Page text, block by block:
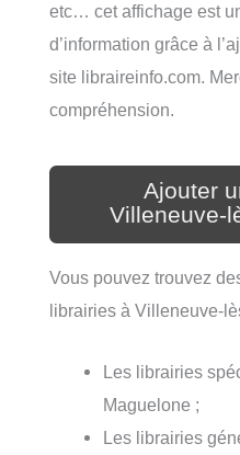
etc… cet affichage est
d’information grâce à
site libraireinfo.com.
compréhension.
Ajouter
Villeneuve-
Vous pouvez trouvez
librairies à Villeneuve-
Les librairies
Maguelone ;
Les librairies